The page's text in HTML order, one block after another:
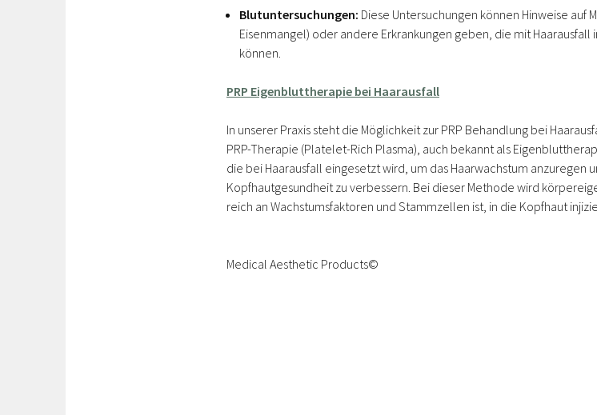
Blutuntersuchungen: Diese Untersuchungen können Hinweise auf
Eisenmangel) oder andere Erkrankungen geben, die mit Haarausfall
können.
PRP Eigenbluttherapie bei Haarausfall
In unserer Praxis steht die Möglichkeit zur PRP Behandlung bei
PRP-Therapie (Platelet-Rich Plasma), auch bekannt als
die bei Haarausfall eingesetzt wird, um das Haarwachstum anzuregen
Kopfhautgesundheit zu verbessern. Bei dieser Methode wird
reich an Wachstumsfaktoren und Stammzellen ist, in die Kopfhaut
Medical Aesthetic Products©